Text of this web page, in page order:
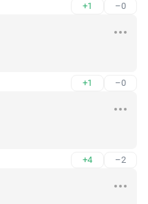
+1 –0
+1 –0
+4 –2